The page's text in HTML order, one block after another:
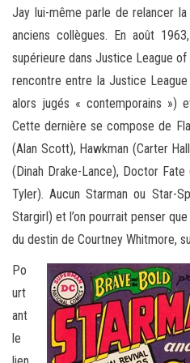
Jay lui-même parle de relancer
anciens collègues. En août
supérieure dans Justice League
rencontre entre la Justice
alors jugés « contemporains »)
Cette dernière se compose de
(Alan Scott), Hawkman (Carter
(Dinah Drake-Lance), Doctor
Tyler). Aucun Starman ou Star-
Stargirl) et l’on pourrait penser
du destin de Courtney Whitmore,
Po
urt
ant
le